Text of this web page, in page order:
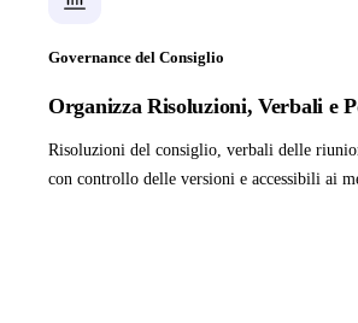
Governance del Consiglio
Organizza Risoluzioni, Verbali e
Risoluzioni del consiglio, verbali delle
con controllo delle versioni e accessibili ai